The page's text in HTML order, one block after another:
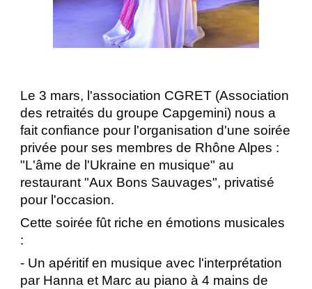
Le 3 mars, l'association CGRET (Association
des retraités du groupe Capgemini) nous a
fait confiance pour l'organisation d'une soirée
privée pour ses membres de Rhône Alpes :
"L'âme de l'Ukraine en musique" au
restaurant "Aux Bons Sauvages", privatisé
pour l'occasion.
Cette soirée fût riche en émotions musicales
:
- Un apéritif en musique avec l'interprétation
par Hanna et Marc au piano à 4 mains de